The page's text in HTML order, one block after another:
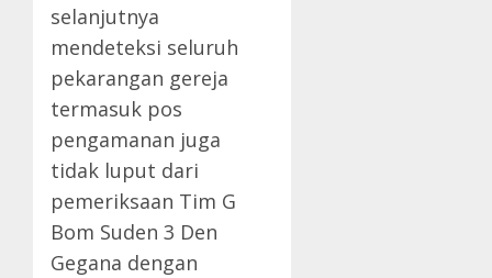
selanjutnya
mendeteksi seluruh
pekarangan gereja
termasuk pos
pengamanan juga
tidak luput dari
pemeriksaan Tim G
Bom Suden 3 Den
Gegana dengan